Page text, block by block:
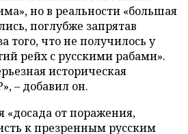
но в реальности «большая
поглубже запрятав
того, что не получилось у
рейх с русскими рабами».
историческая
– добавил он.
«досада от поражения,
к презренным русским